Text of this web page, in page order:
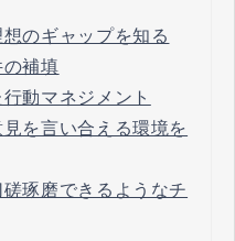
のギャップを知る
補填
動マネジメント
を言い合える環境を
琢磨できるようなチ